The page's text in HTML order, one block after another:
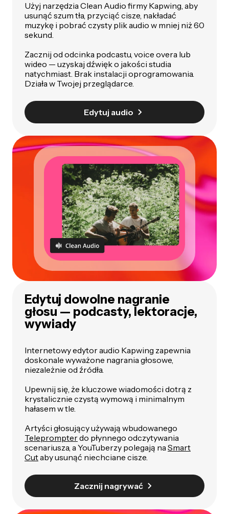
Użyj narzędzia Clean Audio firmy Kapwing, aby
usunąć szum tła, przyciąć cisze, nakładać
muzykę i pobrać czysty plik audio w mniej niż 60
sekund.
Zacznij od odcinka podcastu, voice overa lub
wideo — uzyskaj dźwięk o jakości studia
natychmiast. Brak instalacji oprogramowania.
Działa w Twojej przeglądarce.
Edytuj audio
Edytuj dowolne nagranie
głosu — podcasty, lektoracje,
wywiady
Internetowy edytor audio Kapwing zapewnia
doskonale wyważone nagrania głosowe,
niezależnie od źródła.
Upewnij się, że kluczowe wiadomości dotrą z
krystalicznie czystą wymową i minimalnym
hałasem w tle.
Artyści głosujący używają wbudowanego
Teleprompterdo płynnego odczytywania
scenariusza, a YouTuberzy polegają naSmart
Cutaby usunąć niechciane cisze.
Zacznij nagrywać